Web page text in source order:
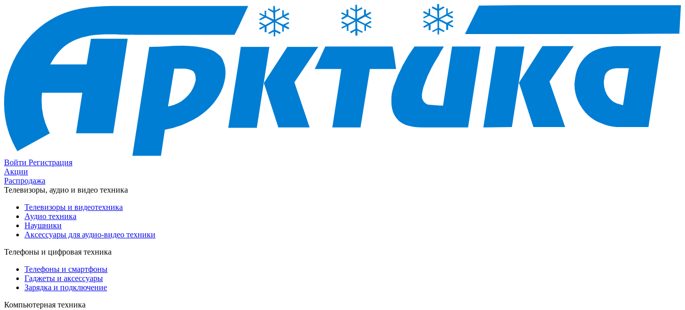
Войти Регистрация
Акции
Распродажа
Телевизоры, аудио и видео техника
Телевизоры и видеотехника
Аудио техника
Наушники
Аксессуары для аудио-видео техники
Телефоны и цифровая техника
Телефоны и смартфоны
Гаджеты и аксессуары
Зарядка и подключение
Компьютерная техника